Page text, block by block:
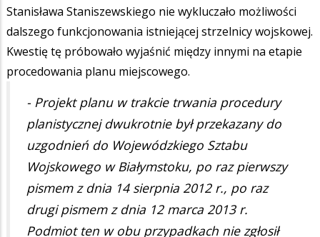
Stanisława Staniszewskiego nie wykluczało możliwości
dalszego funkcjonowania istniejącej strzelnicy wojskowej.
Kwestię tę próbowało wyjaśnić między innymi na etapie
procedowania planu miejscowego.
- Projekt planu w trakcie trwania procedury
planistycznej dwukrotnie był przekazany do
uzgodnień do Wojewódzkiego Sztabu
Wojskowego w Białymstoku, po raz pierwszy
pismem z dnia 14 sierpnia 2012 r., po raz
drugi pismem z dnia 12 marca 2013 r.
Podmiot ten w obu przypadkach nie zgłosił